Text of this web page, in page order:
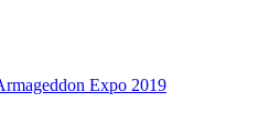
Expo 2019